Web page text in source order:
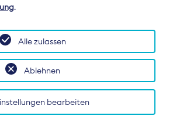
die Interessen der
EU-Ebene.
All rights reserved.
.
bearbeiten
Ablehnen
Alle zulassen